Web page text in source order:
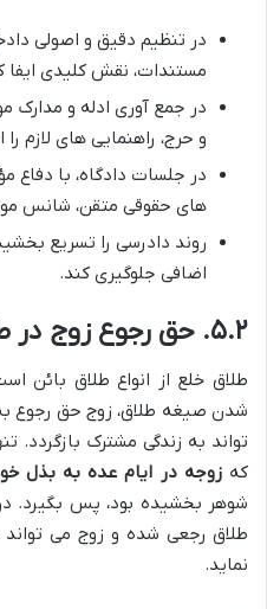
در تنظیم دقیق و اصولی
مستندات، نقش کلیدی ایفا
در جمع آوری ادله و مدارک
و حرج، راهنمایی های لازم را
در جلسات دادگاه، با دفاع
های حقوقی متقن، شانس
روند دادرسی را تسریع
اضافی جلوگیری کند.
۵.۲. حق رجوع زوج در طلاق خلع
طلاق خلع از انواع طلاق بائن
شدن صیغه طلاق، زوج حق رجوع به
تواند به زندگی مشترک بازگردد.
کهزوجه در ایام عده به بذل
شوهر بخشیده بود، پس بگیرد.
طلاق رجعی شده و زوج می
نماید.